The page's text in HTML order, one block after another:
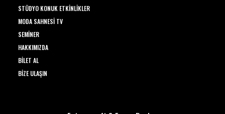
STÜDYO KONUK ETKINLIKLER
MODA SAHNESI TV
SEMINER
HAKKIMIZDA
BILET AL
BIZE ULAŞIN